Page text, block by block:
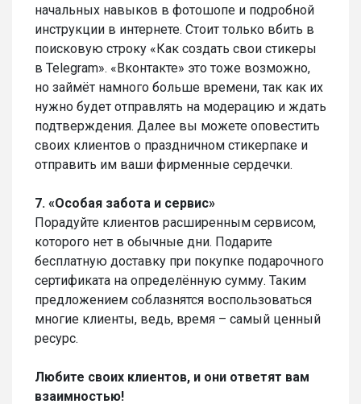
начальных навыков в фотошопе и подробной
инструкции в интернете. Стоит только вбить в
поисковую строку «Как создать свои стикеры
в Telegram». «Вконтакте» это тоже возможно,
но займёт намного больше времени, так как их
нужно будет отправлять на модерацию и ждать
подтверждения. Далее вы можете оповестить
своих клиентов о праздничном стикерпаке и
отправить им ваши фирменные сердечки.
7. «Особая забота и сервис»
Порадуйте клиентов расширенным сервисом,
которого нет в обычные дни. Подарите
бесплатную доставку при покупке подарочного
сертификата на определённую сумму. Таким
предложением соблазнятся воспользоваться
многие клиенты, ведь, время – самый ценный
ресурс.
Любите своих клиентов, и они ответят вам
взаимностью!